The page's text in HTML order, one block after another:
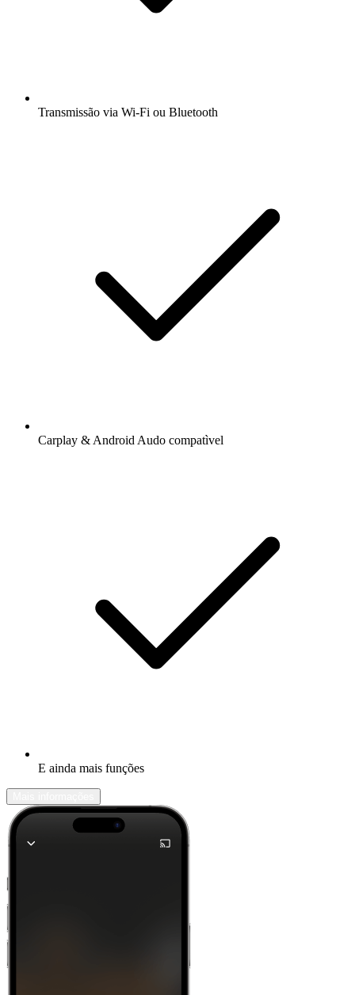
Transmissão via Wi-Fi ou Bluetooth
Carplay & Android Audo compatìvel
E ainda mais funções